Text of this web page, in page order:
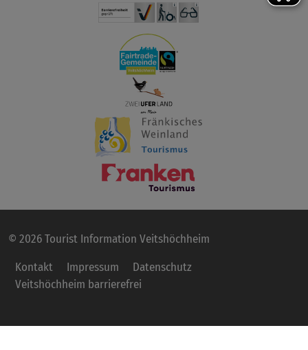
© 2026 Tourist Information Veitshöchheim
Kontakt
Impressum
Datenschutz
Veitshöchheim barrierefrei